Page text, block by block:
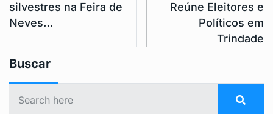
silvestres na Feira de
Neves…
Reúne Eleitores e
Políticos em
Trindade
Buscar